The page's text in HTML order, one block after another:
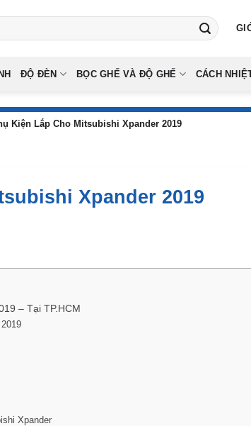
ĐỘ ĐÈN BỌC GHẾ VÀ ĐỘ GHẾ CÁCH
Kiện Lắp Cho Mitsubishi Xpander 2019
Xpander 2019
– Tại TP.HCM
Xpander